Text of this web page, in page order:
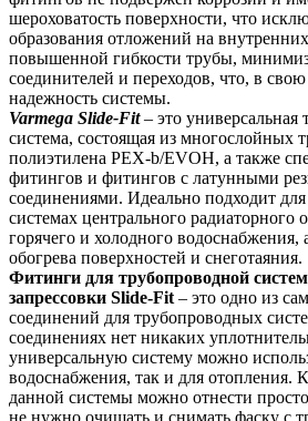
шероховатость поверхности, что
образования отложений на
повышенной гибкости трубы,
соединителей и переходов, что, в
надежность системы.
Varmega Slide-Fit– это универсальная
система, состоящая из многослойных
полиэтилена PEX-b/EVOH, а также
фитингов и фитингов с латунными
соединениями. Идеально подходит
системах центрального радиаторного
горячего и холодного водоснабжения,
обогрева поверхностей и снеготаяния.
Фитинги для трубопроводной
запрессовки Slide-Fit – это одно из
соединений для трубопроводных
соединениях нет никаких
универсальную систему можно
водоснабжения, так и для отопления.
данной системы можно отнести
не нужно очищать и снимать фаску с